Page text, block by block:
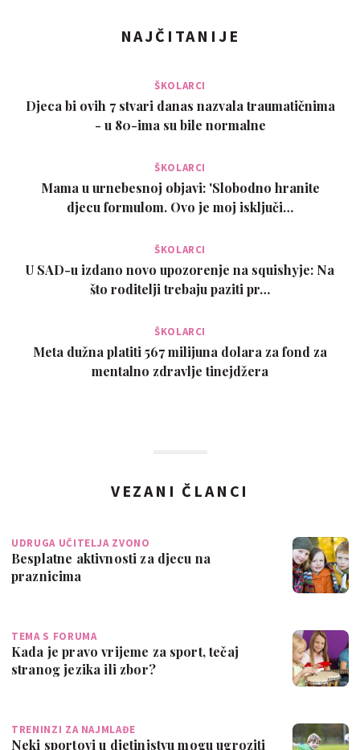
NAJČITANIJE
ŠKOLARCI
Djeca bi ovih 7 stvari danas nazvala traumatičnima
- u 80-ima su bile normalne
ŠKOLARCI
Mama u urnebesnoj objavi: 'Slobodno hranite
djecu formulom. Ovo je moj isključi…
ŠKOLARCI
U SAD-u izdano novo upozorenje na squishyje: Na
što roditelji trebaju paziti pr…
ŠKOLARCI
Meta dužna platiti 567 milijuna dolara za fond za
mentalno zdravlje tinejdžera
VEZANI ČLANCI
UDRUGA UČITELJA ZVONO
Besplatne aktivnosti za djecu na
praznicima
TEMA S FORUMA
Kada je pravo vrijeme za sport, tečaj
stranog jezika ili zbor?
TRENINZI ZA NAJMLAĐE
Neki sportovi u djetinjstvu mogu ugroziti